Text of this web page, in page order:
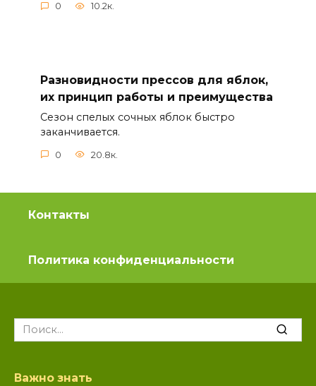
0 10.2к.
Разновидности прессов для яблок,
их принцип работы и преимущества
Сезон спелых сочных яблок быстро
заканчивается.
0 20.8к.
Контакты
Политика конфиденциальности
Search
for:
Важно знать